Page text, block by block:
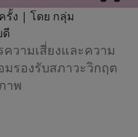
รั้ง | โดย กลุ่ม
วามเสี่ยงและความ
มรองรับสภาวะวิกฤต
าพ